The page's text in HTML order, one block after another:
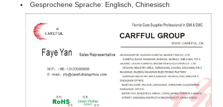
Gesprochene Sprache: Englisch, Chinesisch